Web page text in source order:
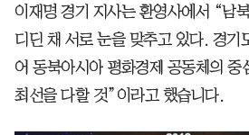
이재명 경기 지사는 환영사에서 “남
디딘 채 서로 눈을 맞추고 있다. 경기
어 동북아시아 평화경제 공동체의 중
최선을 다할 것”이라고 했습니다.